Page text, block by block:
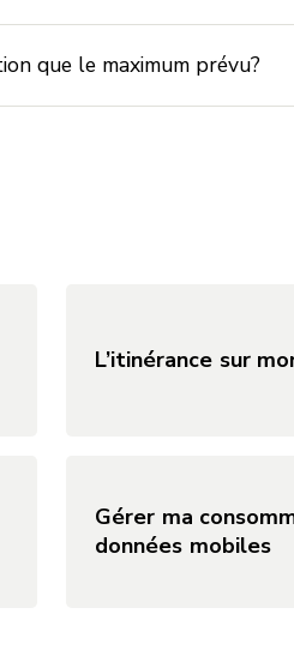
que le maximum prévu?
L’itinérance sur
Gérer ma
données mobiles